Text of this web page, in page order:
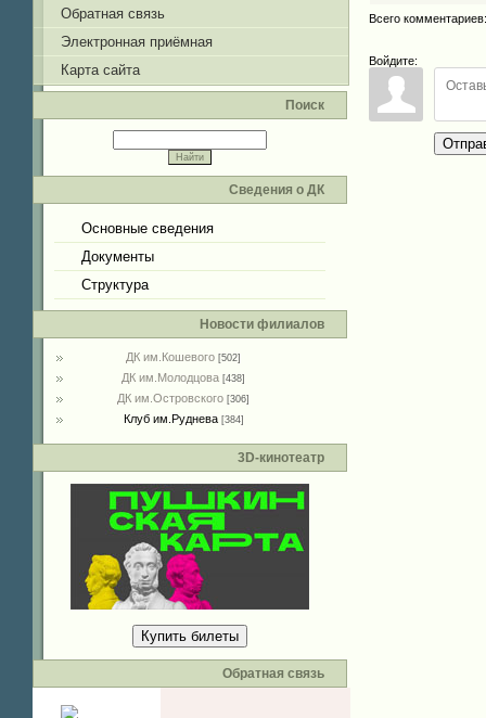
Обратная связь
Электронная приёмная
Карта сайта
Поиск
Сведения о ДК
Основные сведения
Документы
Структура
Новости филиалов
ДК им.Кошевого [502]
ДК им.Молодцова [438]
ДК им.Островского [306]
Клуб им.Руднева [384]
3D-кинотеатр
Купить билеты
Обратная связь
Всего комментариев
Войдите: